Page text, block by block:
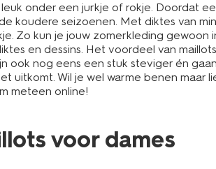
onder een jurkje of rokje. Doordat
koudere seizoenen. Met diktes van
Zo kun je jouw zomerkleding gewoon
en dessins. Het voordeel van
ook nog eens een stuk steviger én
uitkomt. Wil je wel warme benen maar
meteen online!
voor dames